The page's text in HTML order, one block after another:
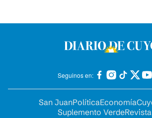
Seguinos en:
San JuanPolíticaEconomía
Suplemento Verde